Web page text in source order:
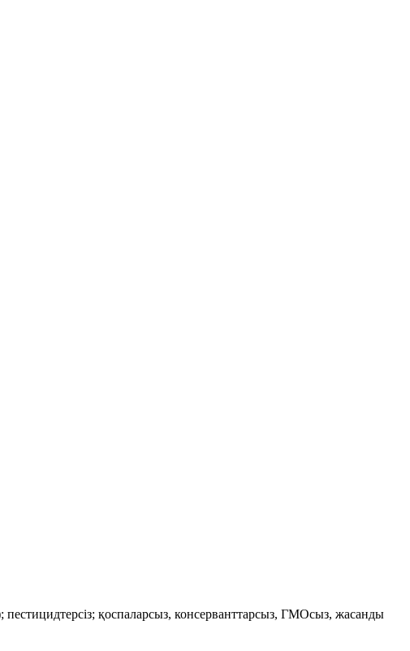
қоспаларсыз, консерванттарсыз, ГМОсыз, жасанды